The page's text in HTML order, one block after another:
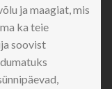
ja maagiat, mis
ka teie
soovist